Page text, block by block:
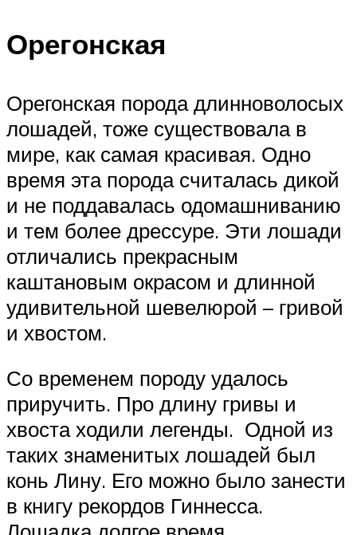
Орегонская
Орегонская порода длинноволосых
лошадей, тоже существовала в
мире, как самая красивая. Одно
время эта порода считалась дикой
и не поддавалась одомашниванию
и тем более дрессуре. Эти лошади
отличались прекрасным
каштановым окрасом и длинной
удивительной шевелюрой – гривой
и хвостом.
Со временем породу удалось
приручить. Про длину гривы и
хвоста ходили легенды. Одной из
таких знаменитых лошадей был
конь Лину. Его можно было занести
в книгу рекордов Гиннесса.